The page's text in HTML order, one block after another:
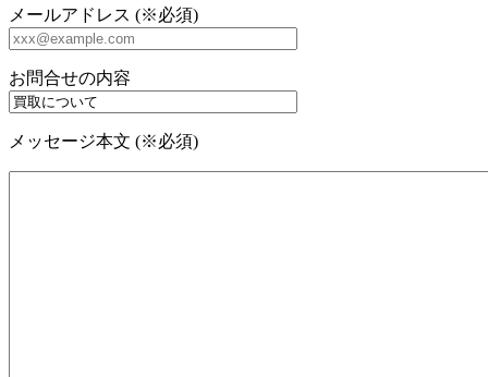
メールアドレス (※必須)
お問合せの内容
メッセージ本文 (※必須)